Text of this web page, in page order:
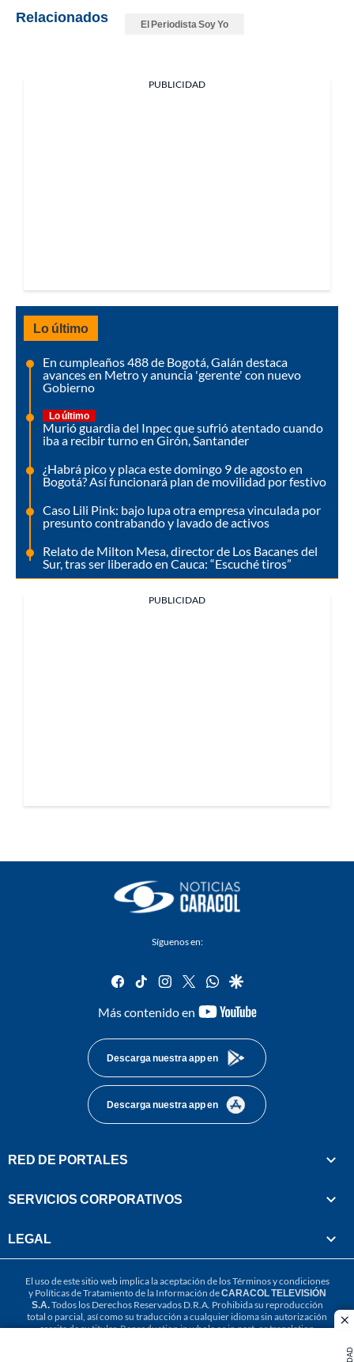
Relacionados El Periodista Soy Yo
PUBLICIDAD
Lo último
En cumpleaños 488 de Bogotá, Galán destaca
avances en Metro y anuncia 'gerente' con nuevo
Gobierno
Lo último
Murió guardia del Inpec que sufrió atentado cuando
iba a recibir turno en Girón, Santander
¿Habrá pico y placa este domingo 9 de agosto en
Bogotá? Así funcionará plan de movilidad por festivo
Caso Lili Pink: bajo lupa otra empresa vinculada por
presunto contrabando y lavado de activos
Relato de Milton Mesa, director de Los Bacanes del
Sur, tras ser liberado en Cauca: “Escuché tiros”
PUBLICIDAD
Síguenos en:
facebook
tiktok instagram
twitterwhatsapp
google
Más contenido en
youtube-
Descarga nuestra app en
Descarga nuestra app en
RED DE PORTALES
SERVICIOS CORPORATIVOS
LEGAL
El uso de este sitio web implica la aceptación de losTérminos y condiciones
y Políticas de Tratamiento de la Información deCARACOL TELEVISIÓN
S.A.Todos los Derechos Reservados D.R.A. Prohibida su reproducción
total o parcial, así como su traducción a cualquier idioma sin autorización
escrita de su titular. Reproduction in whole or in part, or translation